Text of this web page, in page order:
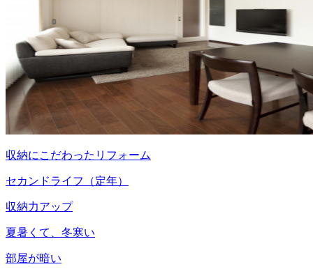
収納にこだわったリフォーム
セカンドライフ（定年）
収納力アップ
夏暑くて、冬寒い
部屋が暗い